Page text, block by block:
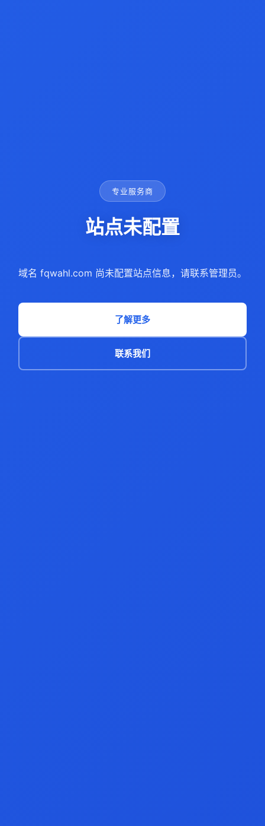
专业服务商
站点未配置
域名 fqwahl.com 尚未配置站点信息，请联系管理员。
了解更多
联系我们